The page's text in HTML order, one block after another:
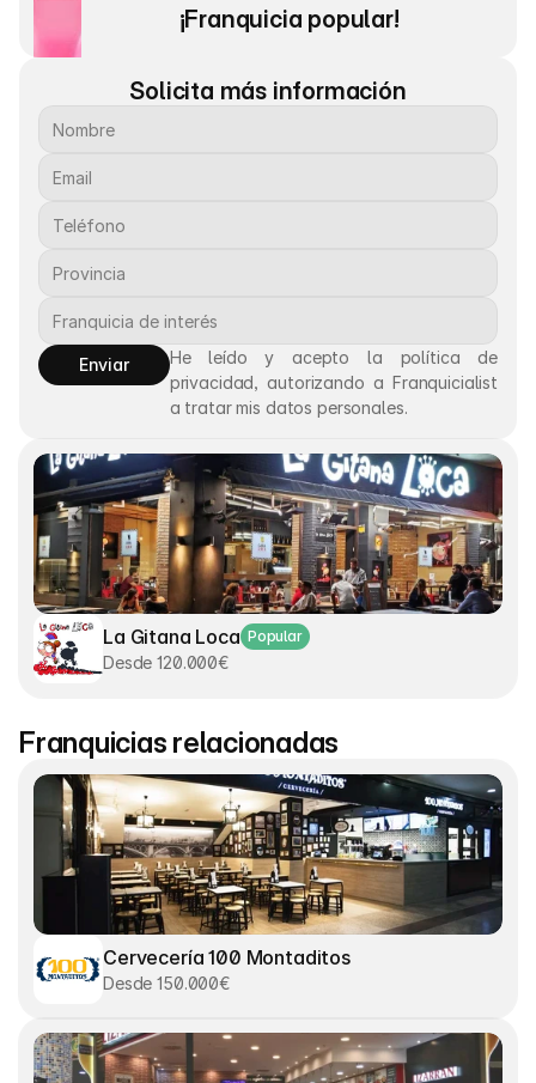
¡Franquicia popular!
Solicita más información
Enviar
He leído y acepto la política de
privacidad, autorizando a Franquicialist
a tratar mis datos personales.
La Gitana Loca Popular
Desde 120.000€
Franquicias relacionadas
Cervecería 100 Montaditos
Desde 150.000€